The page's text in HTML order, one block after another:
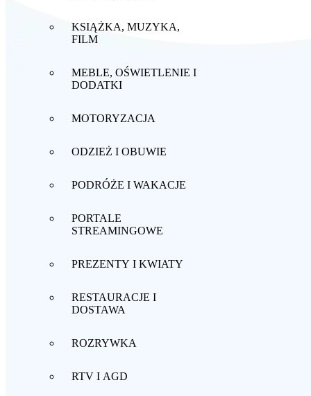
KSIĄŻKA, MUZYKA,
FILM
MEBLE, OŚWIETLENIE I
DODATKI
MOTORYZACJA
ODZIEŻ I OBUWIE
PODRÓŻE I WAKACJE
PORTALE
STREAMINGOWE
PREZENTY I KWIATY
RESTAURACJE I
DOSTAWA
ROZRYWKA
RTV I AGD